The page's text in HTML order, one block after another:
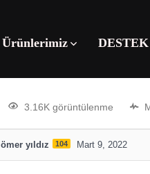
Ürünlerimiz DESTEK
3.16K görüntülenme
ömer yıldız 104 Mart 9, 2022